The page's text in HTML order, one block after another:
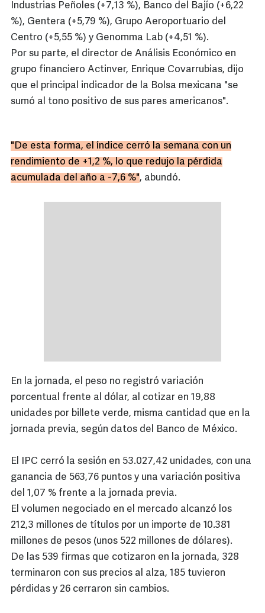
Industrias Peñoles (+7,13 %), Banco del Bajío (+6,22
%), Gentera (+5,79 %), Grupo Aeroportuario del
Centro (+5,55 %) y Genomma Lab (+4,51 %).
Por su parte, el director de Análisis Económico en
grupo financiero Actinver, Enrique Covarrubias, dijo
que el principal indicador de la Bolsa mexicana "se
sumó al tono positivo de sus pares americanos".
"De esta forma, el índice cerró la semana con un
rendimiento de +1,2 %, lo que redujo la pérdida
acumulada del año a -7,6 %", abundó.
En la jornada, el peso no registró variación
porcentual frente al dólar, al cotizar en 19,88
unidades por billete verde, misma cantidad que en la
jornada previa, según datos del Banco de México.
El IPC cerró la sesión en 53.027,42 unidades, con una
ganancia de 563,76 puntos y una variación positiva
del 1,07 % frente a la jornada previa.
El volumen negociado en el mercado alcanzó los
212,3 millones de títulos por un importe de 10.381
millones de pesos (unos 522 millones de dólares).
De las 539 firmas que cotizaron en la jornada, 328
terminaron con sus precios al alza, 185 tuvieron
pérdidas y 26 cerraron sin cambios.